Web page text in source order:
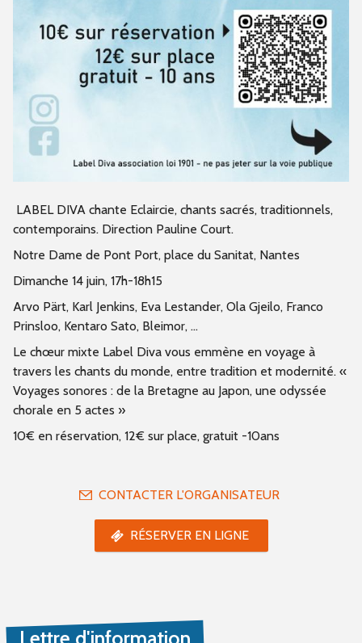
LABEL DIVA chante Eclaircie, chants sacrés, traditionnels,
contemporains. Direction Pauline Court.
Notre Dame de Pont Port, place du Sanitat, Nantes
Dimanche 14 juin, 17h-18h15
Arvo Pärt, Karl Jenkins, Eva Lestander, Ola Gjeilo, Franco
Prinsloo, Kentaro Sato, Bleimor, ...
Le chœur mixte Label Diva vous emmène en voyage à
travers les chants du monde, entre tradition et modernité. «
Voyages sonores : de la Bretagne au Japon, une odyssée
chorale en 5 actes »
10€ en réservation, 12€ sur place, gratuit -10ans
CONTACTER L'ORGANISATEUR
RÉSERVER EN LIGNE